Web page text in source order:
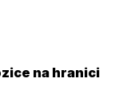
na hranici